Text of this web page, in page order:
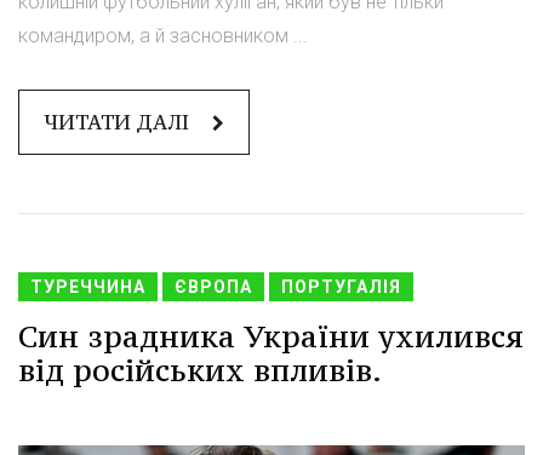
командиром, а й засновником ...
ЧИТАТИ ДАЛІ
ТУРЕЧЧИНА ЄВРОПА ПОРТУГАЛІЯ
Син зрадника України ухилився
від російських впливів.